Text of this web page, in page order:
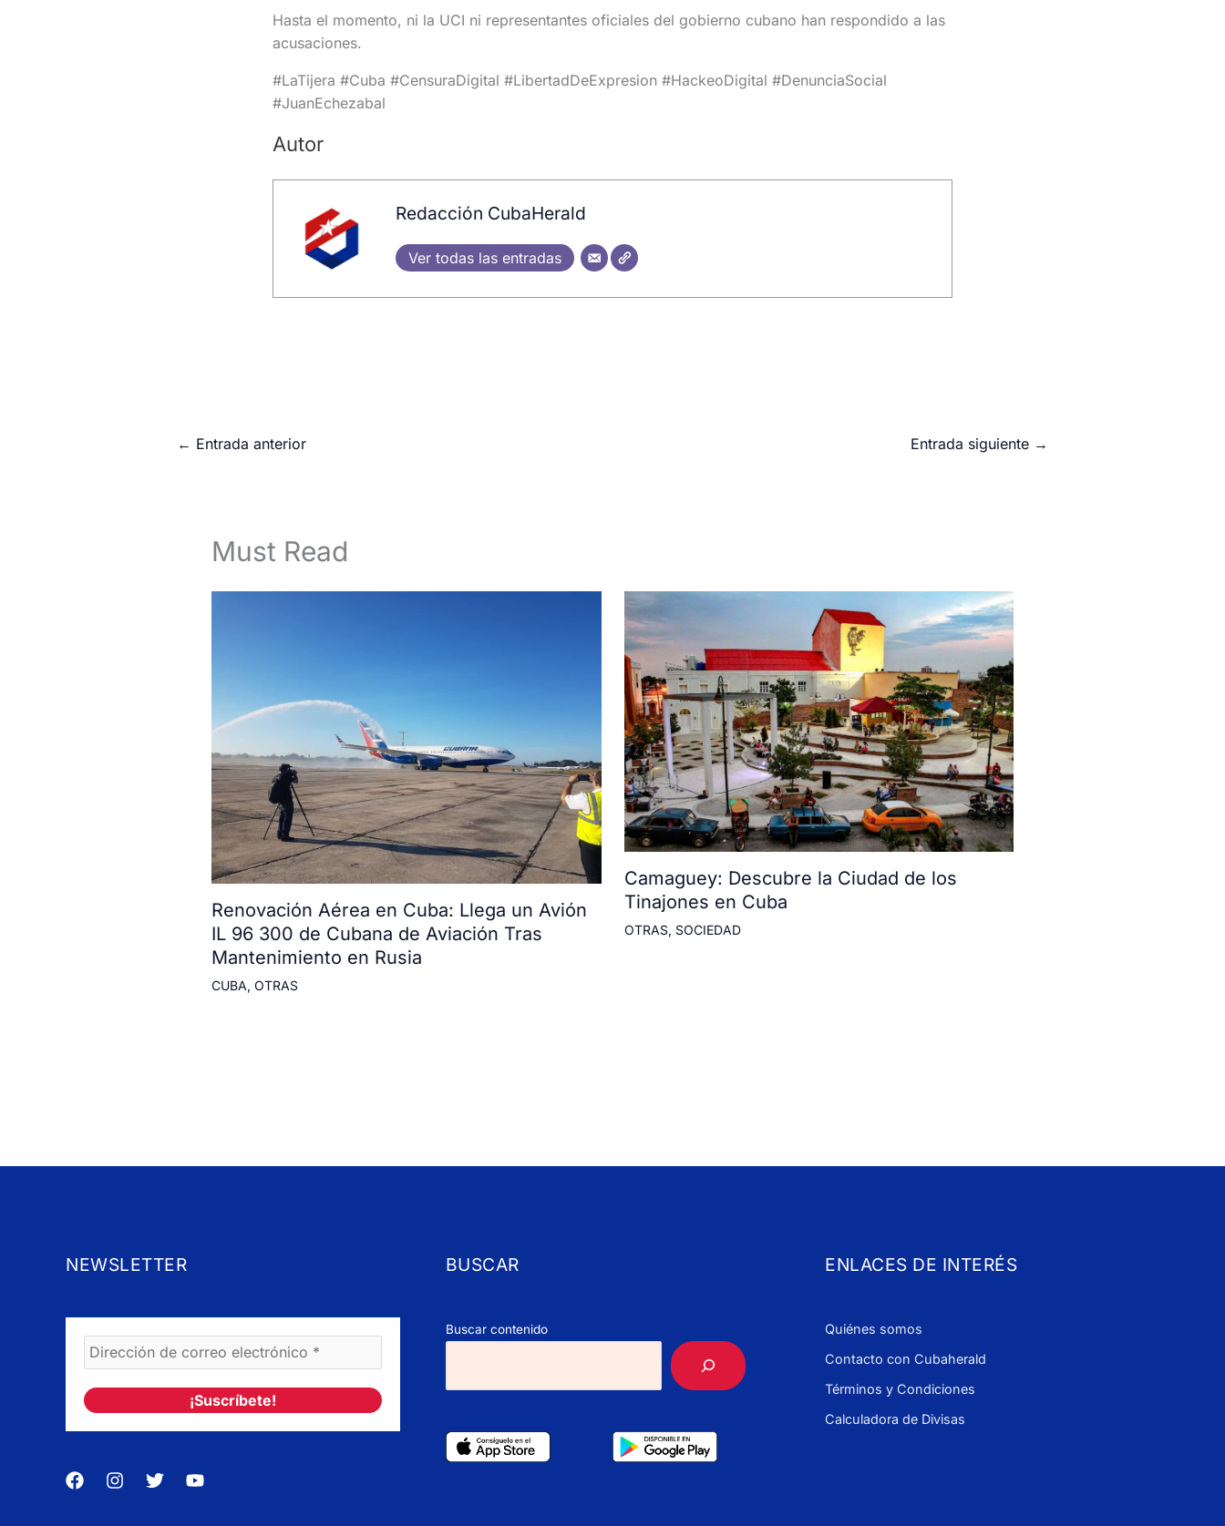
Hasta el momento, ni la UCI ni representantes oficiales del gobierno cubano han respondido a las
acusaciones.
#LaTijera #Cuba #CensuraDigital #LibertadDeExpresion #HackeoDigital #DenunciaSocial
#JuanEchezabal
Autor
Redacción CubaHerald
Ver todas las entradas
← Entrada anterior Entrada siguiente →
Must Read
Renovación Aérea en Cuba: Llega un Avión
IL 96 300 de Cubana de Aviación Tras
Mantenimiento en Rusia
CUBA, OTRAS
Camaguey: Descubre la Ciudad de los
Tinajones en Cuba
OTRAS, SOCIEDAD
NEWSLETTER BUSCAR
Buscar contenido
ENLACES DE INTERÉS
Quiénes somos
Contacto con Cubaherald
Términos y Condiciones
Calculadora de Divisas